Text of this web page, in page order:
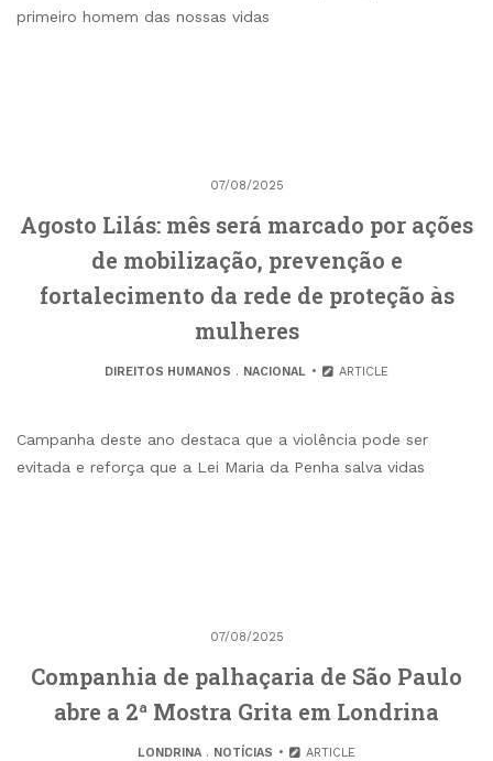
primeiro homem das nossas vidas
07/08/2025
Agosto Lilás: mês será marcado por ações
de mobilização, prevenção e
fortalecimento da rede de proteção às
mulheres
DIREITOS HUMANOS . NACIONAL ARTICLE
Campanha deste ano destaca que a violência pode ser
evitada e reforça que a Lei Maria da Penha salva vidas
07/08/2025
Companhia de palhaçaria de São Paulo
abre a 2ª Mostra Grita em Londrina
LONDRINA. NOTÍCIAS ARTICLE